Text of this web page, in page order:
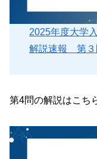
2025年度大学
解説速報 第３
第4問の解説はこち